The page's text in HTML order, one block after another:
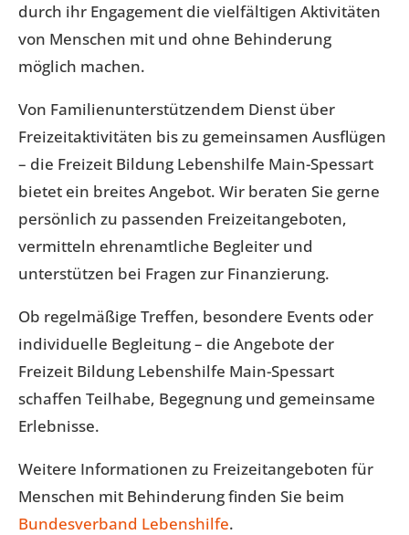
durch ihr Engagement die vielfältigen Aktivitäten
von Menschen mit und ohne Behinderung
möglich machen.
Von Familienunterstützendem Dienst über
Freizeitaktivitäten bis zu gemeinsamen Ausflügen
– die Freizeit Bildung Lebenshilfe Main-Spessart
bietet ein breites Angebot. Wir beraten Sie gerne
persönlich zu passenden Freizeitangeboten,
vermitteln ehrenamtliche Begleiter und
unterstützen bei Fragen zur Finanzierung.
Ob regelmäßige Treffen, besondere Events oder
individuelle Begleitung – die Angebote der
Freizeit Bildung Lebenshilfe Main-Spessart
schaffen Teilhabe, Begegnung und gemeinsame
Erlebnisse.
Weitere Informationen zu Freizeitangeboten für
Menschen mit Behinderung finden Sie beim
Bundesverband Lebenshilfe.